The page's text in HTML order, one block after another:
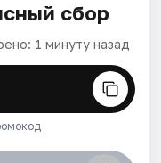
сбор
1 минуту назад